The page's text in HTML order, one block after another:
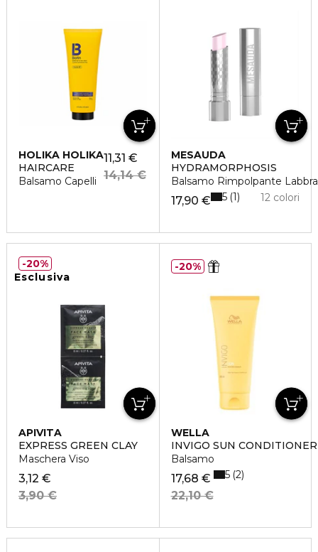
HOLIKA HOLIKA
HAIRCARE
Balsamo Capelli
11,31 €
14,14 €
MESAUDA
HYDRAMORPHOSIS
Balsamo Rimpolpante Labbra
17,90 € 12 colori
5 1
Esclusiva
APIVITA
EXPRESS GREEN CLAY
Maschera Viso
3,12 €
3,90 €
20%
WELLA
INVIGO SUN CONDITIONER
Balsamo
17,68 €
22,10 €
5 2
20%